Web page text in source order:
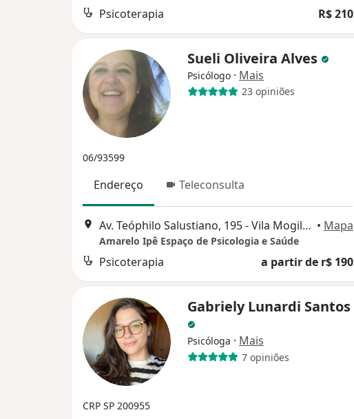
Psicoterapia R$ 210
Sueli Oliveira Alves
Psicólogo · Mais
23 opiniões
06/93599
Endereço Teleconsulta
Av. Teóphilo Salustiano, 195 - Vila Mogilar, Mogi das Cruzes • Mapa
Amarelo Ipê Espaço de Psicologia e Saúde
Psicoterapia a partir de r$ 190
Gabriely Lunardi Santos
Psicóloga · Mais
7 opiniões
CRP SP 200955